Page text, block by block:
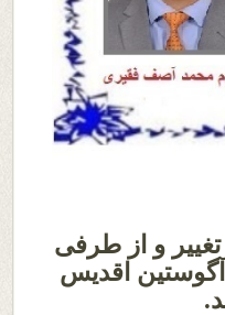
و از طرفی
مستبد در امور کشوری باشد را٬ آگوستین اقدیس